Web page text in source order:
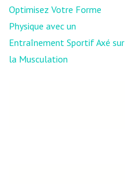
Navigation
de
l’article
Optimisez Votre Forme
Physique avec un
Entraînement Sportif Axé sur
la Musculation